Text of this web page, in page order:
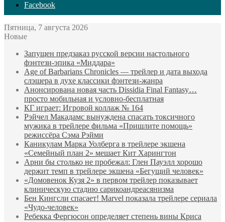
Facebook
Пятница, 7 августа 2026
Новые
Запущен предзаказ русской версии настольного
фэнтези-эпика «Миддара»
Age of Barbarians Chronicles — трейлер и дата выхода
слэшера в духе классики фэнтези-жанра
Анонсирована новая часть Dissidia Final Fantasy…
просто мобильная и условно-бесплатная
КГ играет: Игровой коллаж № 164
Рэйчел Макадамс вынуждена спасать токсичного
мужика в трейлере фильма «Пришлите помощь»
режиссёра Сэма Рэйми
Каникулам Марка Уолберга в трейлере экшена
«Семейный план 2» мешает Кит Харингтон
Арни бы столько не пробежал: Глен Пауэлл хорошо
держит темп в трейлере экшена «Бегущий человек»
«Домовенок Кузя 2» в первом трейлер показывает
клиническую стадию сарикоандреасянизма
Бен Кингсли спасает! Marvel показала трейлере сериала
«Чудо-человек»
Ребекка Фергюсон определяет степень вины Криса